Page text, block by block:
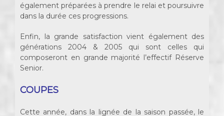
également préparées à prendre le relai et poursuivre
dans la durée ces progressions.
Enfin, la grande satisfaction vient également des
générations 2004 & 2005 qui sont celles qui
composeront en grande majorité l’effectif Réserve
Senior.
COUPES
Cette année, dans la lignée de la saison passée, le